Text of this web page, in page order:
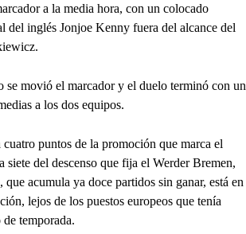
a la media hora, con un colocado
del inglés Jonjoe Kenny fuera del alcance del
se movió el marcador y el duelo terminó con un
a los dos equipos.
puntos de la promoción que marca el
siete del descenso que fija el Werder Bremen,
acumula ya doce partidos sin ganar, está en
lejos de los puestos europeos que tenía
temporada.